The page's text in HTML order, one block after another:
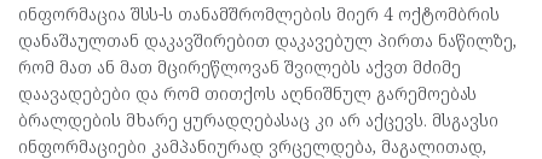
ინფორმაცია შსს-ს თანამშრომლების მიერ 4 ოქტომბრის
დანაშაულთან დაკავშირებით დაკავებულ პირთა ნაწილზე,
რომ მათ ან მათ მცირეწლოვან შვილებს აქვთ მძიმე
დაავადებები და რომ თითქოს აღნიშნულ გარემოებას
ბრალდების მხარე ყურადღებასაც კი არ აქცევს. მსგავსი
ინფორმაციები კამპანიურად ვრცელდება, მაგალითად,